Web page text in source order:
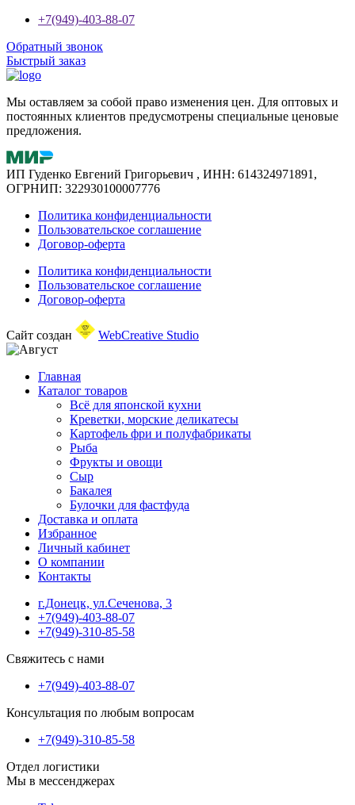
+7(949)-403-88-07
Обратный звонок
Быстрый заказ
Мы оставляем за собой право изменения цен. Для оптовых и
постоянных клиентов предусмотрены специальные ценовые
предложения.
ИП Гуденко Евгений Григорьевич , ИНН: 614324971891,
ОГРНИП: 322930100007776
Политика конфиденциальности
Пользовательское соглашение
Договор-оферта
Политика конфиденциальности
Пользовательское соглашение
Договор-оферта
Сайт создан WebCreative Studio
Главная
Каталог товаров
Всё для японской кухни
Креветки, морские деликатесы
Картофель фри и полуфабрикаты
Рыба
Фрукты и овощи
Сыр
Бакалея
Булочки для фастфуда
Доставка и оплата
Избранное
Личный кабинет
О компании
Контакты
г.Донецк, ул.Сеченова, 3
+7(949)-403-88-07
+7(949)-310-85-58
Свяжитесь с нами
+7(949)-403-88-07
Консультация по любым вопросам
+7(949)-310-85-58
Отдел логистики
Мы в мессенджерах